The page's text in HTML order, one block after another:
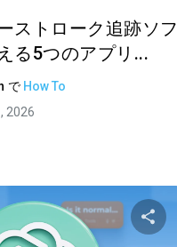
ストローク追跡ソフ
る5つのアプリ...
で How To
2026